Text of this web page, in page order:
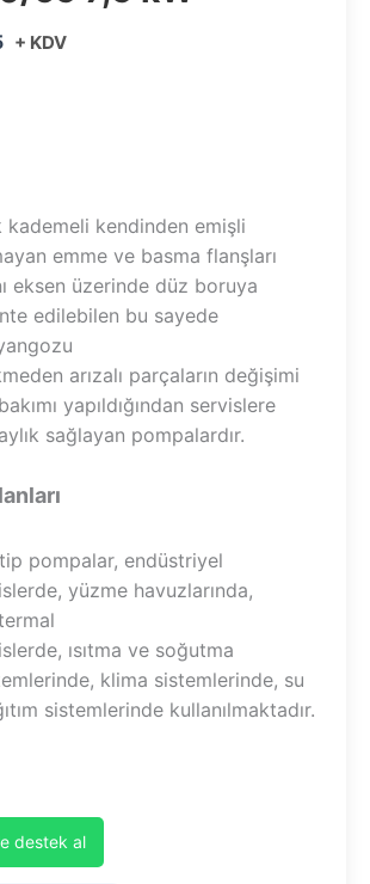
+ KDV
kademeli kendinden emişli
emme ve basma flanşları
eksen üzerinde düz boruya
edilebilen bu sayede
arızalı parçaların değişimi
yapıldığından servislere
sağlayan pompalardır.
pompalar, endüstriyel
yüzme havuzlarında,
ısıtma ve soğutma
klima sistemlerinde, su
sistemlerinde kullanılmaktadır.
destek al